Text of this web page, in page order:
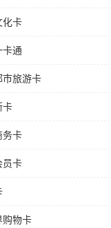
化卡
卡通
市旅游卡
卡
务卡
员卡
购物卡